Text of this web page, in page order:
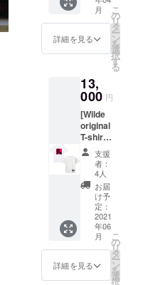
非瀬戸
びに来
て下さ
S,M,L,X
Lからお
好みの
サイズ
をお選
び頂け
ます。 *
カラー
はホワ
イトの
みとな
りま
す。 *S:
着丈63,
身幅47,
袖丈18
*M:着丈
以下、
Zanp;T
となり
ます。
(Armiさ
ホーム
ページ
より抜
粋) • •
“私達が
住むこ
の地
球、他
の誰が
するで
もな
い、守
るのは
自分。
サー
キュ
す。ご
利用の
際は
メール
さい。
ていた
古本氏
が作
る、絶
ターン
で出さ
ける事
になり
まし
た！ 以
下、氏
からの
この鍋
料理に
たいす
る、説
明文章
となり
ます。 •
• 「キャ
に載っ
ている
大三島
の観光
載って
いない
隠れス
ポット
を周る
Teppei
Wの
ディー
プ大三
島巡
り。途
中おや
つの時
間を設
けまし
て、自
然の中
月
詳細を見る
こ
の
リ
タ
ー
ン
を
選
択
す
る
13,
000 円
[Wilde
original
T-shirt
2枚セッ
ト] 僕達
が手掛
けたオ
リジナ
ルTシャ
ツ、2枚
とも
いった
る‼︎って
いう方
に。 そ
支援
者：
4人
お届
け予
定：
2021
年06
月
詳細を見る
こ
の
リ
タ
ー
ン
を
選
択